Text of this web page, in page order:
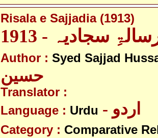
Risala e Sajjadia (1913)
سجادیہ - 1913
Author : Syed Sajjad
حسین
Translator :
Language : Urdu - اردو
Category : Comparative